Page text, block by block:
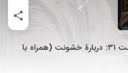
وادکست مجلۀ اکنون - قسمت ۳۱: دربارۀ خشونت (همراه با